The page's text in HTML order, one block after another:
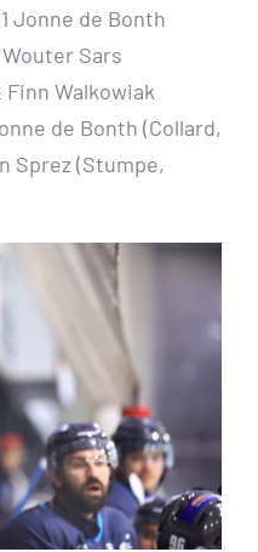
Jonne de Bonth
Wouter Sars
Finn Walkowiak
de Bonth (Collard,
Sprez (Stumpe,